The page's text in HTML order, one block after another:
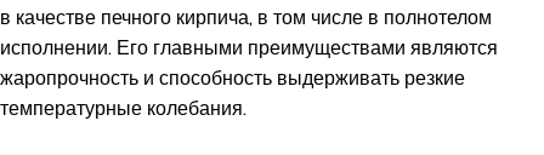
в качестве печного кирпича, в том числе в полнотелом
исполнении. Его главными преимуществами являются
жаропрочность и способность выдерживать резкие
температурные колебания.